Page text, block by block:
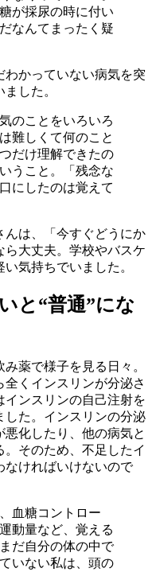
が採尿の時に付い
なんてまったく疑
かっていない病気を突
した。
のことをいろいろ
難しくて何のこと
だけ理解できたの
うこと。「残念な
にしたのは覚えて
んは、「今すぐどうにか
ら大丈夫。学校やバスケ
気持ちでいました。
と“普通”にな
薬で様子を見る日々。
くインスリンが分泌さ
ンスリンの自己注射を
した。インスリンの分泌
化したり、他の病気と
そのため、不足したイ
なければいけないので
血糖コントロー
動量など、覚える
だ自分の体の中で
いない私は、頭の